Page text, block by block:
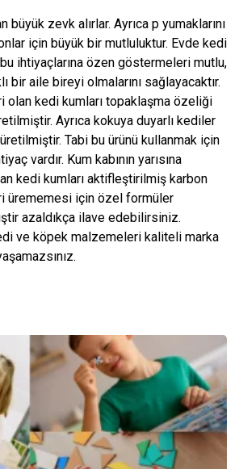
büyük zevk alırlar. Ayrıca p yumaklarını
için büyük bir mutluluktur. Evde kedi
ihtiyaçlarına özen göstermeleri mutlu,
bir aile bireyi olmalarını sağlayacaktır.
olan kedi kumları topaklaşma özeliği
Ayrıca kokuya duyarlı kediler
Tabi bu ürünü kullanmak için
vardır. Kum kabının yarısına
kedi kumları aktifleştirilmiş karbon
ürememesi için özel formüler
azaldıkça ilave edebilirsiniz.
ve köpek malzemeleri kaliteli marka